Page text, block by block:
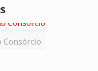
Consórcio